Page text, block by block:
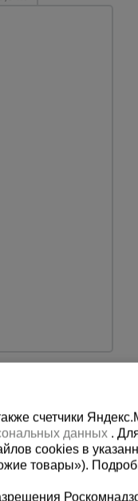
счетчики
данных .
cookies в
товары»).